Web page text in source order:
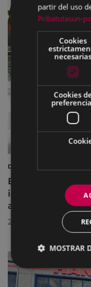
DEPORTES
Eibar adapta los
instalaciones
agosto para
29/07/2026
partir del uso
Pribatutasun-
Cookies
Cookies
MOSTRAR